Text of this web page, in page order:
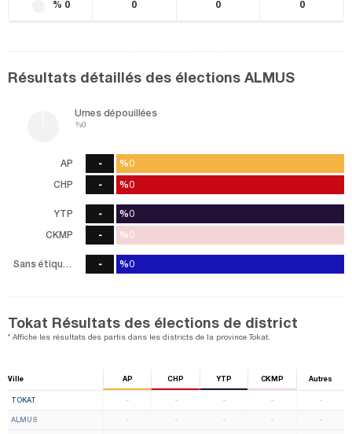
% 0 0 0 0
Résultats détaillés des élections ALMUS
Urnes dépouillées
%0
AP
CHP
-
-
%0
%0
%0
%0
YTP
CKMP
-
-
%0
%0
%0
%0
Sans étiquette - %0
%0
Tokat Résultats des élections de district
* Affiche les résultats des partis dans les districts de la province Tokat.
Ville AP CHP YTP CKMP Autres
TOKAT - - - - -
ALMUS - - - - -